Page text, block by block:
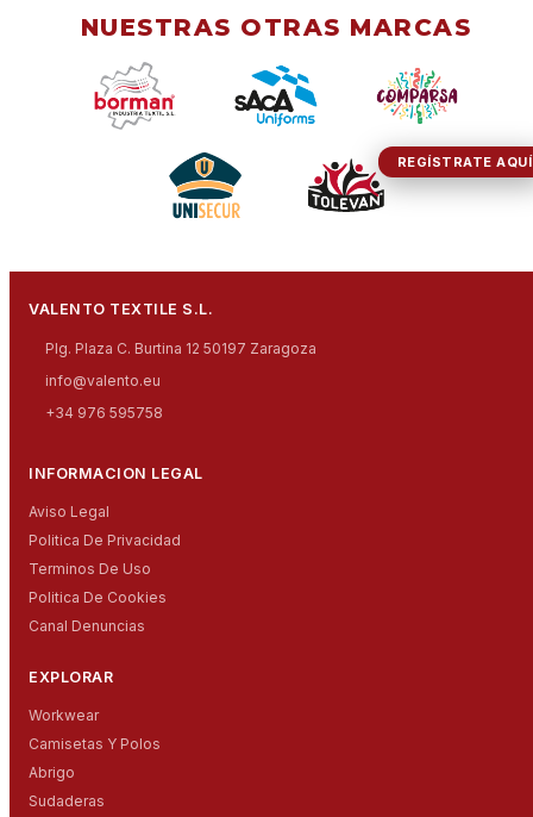
NUESTRAS OTRAS MARCAS
REGÍSTRATE AQUÍ
VALENTO TEXTILE S.L.
Plg. Plaza C. Burtina 12 50197 Zaragoza
info@valento.eu
+34 976 595758
INFORMACION LEGAL
Aviso Legal
Politica De Privacidad
Terminos De Uso
Politica De Cookies
Canal Denuncias
EXPLORAR
Workwear
Camisetas Y Polos
Abrigo
Sudaderas